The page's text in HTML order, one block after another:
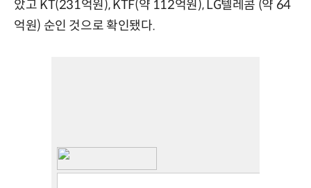
았고 KT(231억원), KTF(약 112억원), LG텔레콤 (약 64
억원) 순인 것으로 확인됐다.